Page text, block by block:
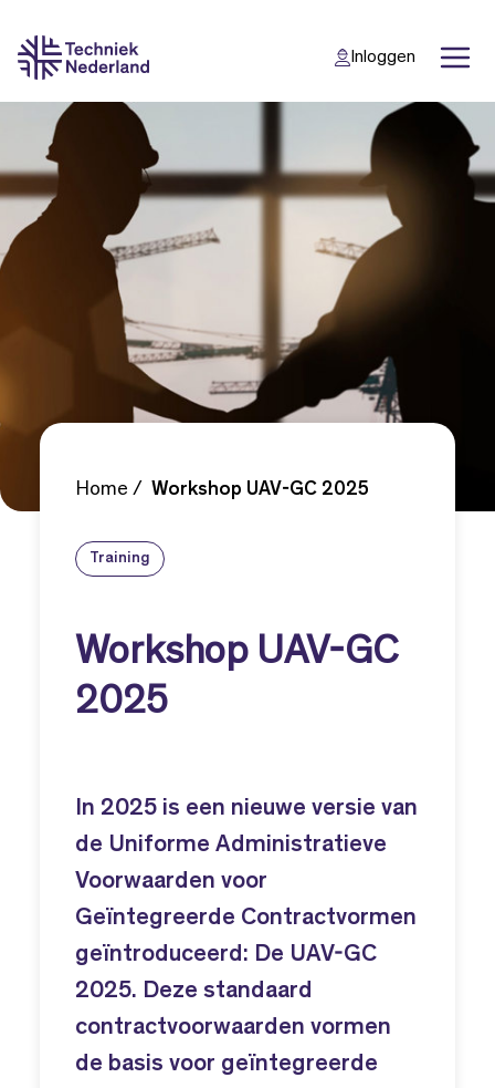
Inloggen
Back
Back
Home Workshop UAV-GC 2025
Training
Workshop UAV-GC
2025
In 2025 is een nieuwe versie van
de Uniforme Administratieve
Voorwaarden voor
Geïntegreerde Contractvormen
geïntroduceerd: De UAV-GC
2025. Deze standaard
contractvoorwaarden vormen
de basis voor geïntegreerde